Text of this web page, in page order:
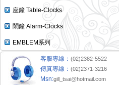
座鐘 Table-Clocks
鬧鐘 Alarm-Clocks
EMBLEM系列
客服專線： (02)2382-5522
傳真專線： (02)2371-3216
Msn:gill_tsai@hotmail.com